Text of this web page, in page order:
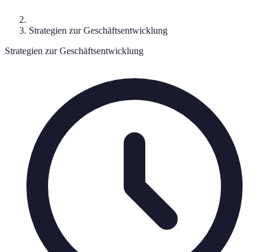
Strategien zur Geschäftsentwicklung
Strategien zur Geschäftsentwicklung